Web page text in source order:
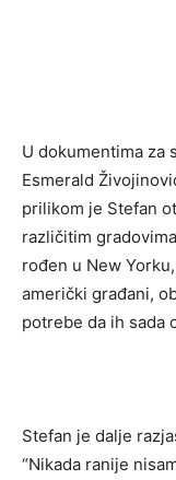
U dokumentima za
Esmerald
prilikom je Stefan
različitim
rođen u New
američki građani,
potrebe da ih sada
Stefan je dalje
“Nikada ranije